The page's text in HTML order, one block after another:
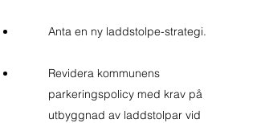
Anta en ny laddstolpe-strategi.
Revidera kommunens
parkeringspolicy med krav på
utbyggnad av laddstolpar vid